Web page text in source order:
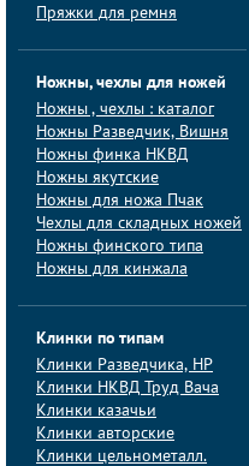
Пряжки для ремня
Ножны, чехлы для ножей
Ножны , чехлы : каталог
Ножны Разведчик, Вишня
Ножны финка НКВД
Ножны якутские
Ножны для ножа Пчак
Чехлы для складных ножей
Ножны финского типа
Ножны для кинжала
Клинки по типам
Клинки Pазведчика, НP
Клинки НКВД Труд Вача
Клинки казачьи
Клинки авторские
Клинки цельнометалл.